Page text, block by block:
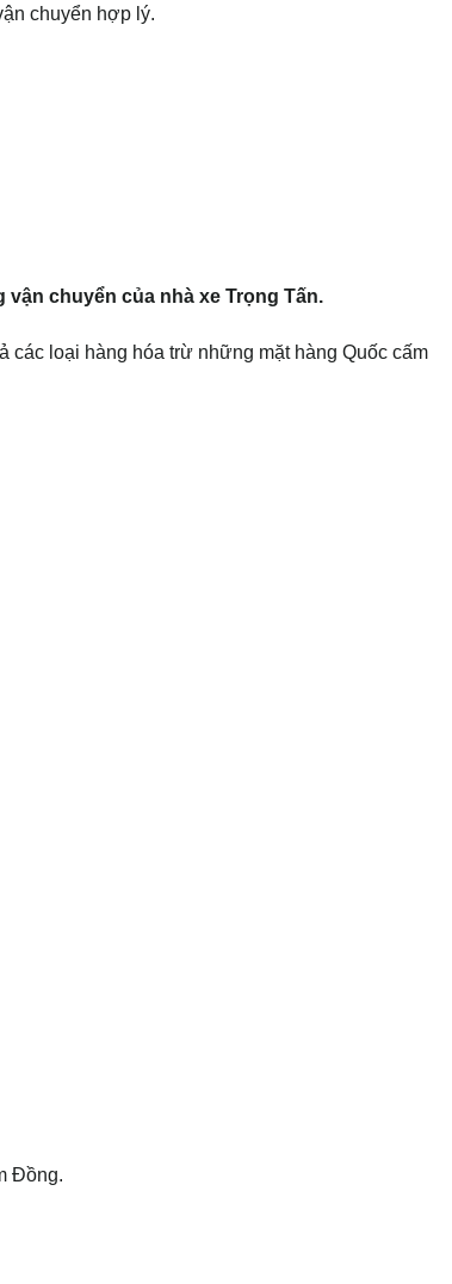
chuyển hợp lý.
vận chuyển của nhà xe Trọng Tấn.
các loại hàng hóa trừ những mặt hàng Quốc cấm
Đồng.